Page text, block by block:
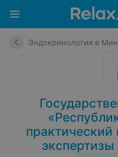
Эндокринология в